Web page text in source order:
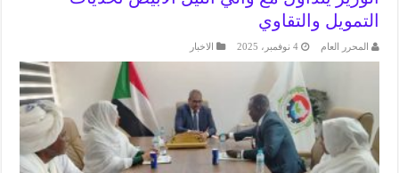
التمويل والتقاوي
المحرر العام 4 نوفمبر، 2025 الاخبار